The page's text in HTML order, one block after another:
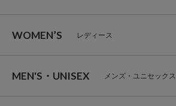
WOMEN’S レディース
MEN'S・UNISEX メンズ・ユニセックス